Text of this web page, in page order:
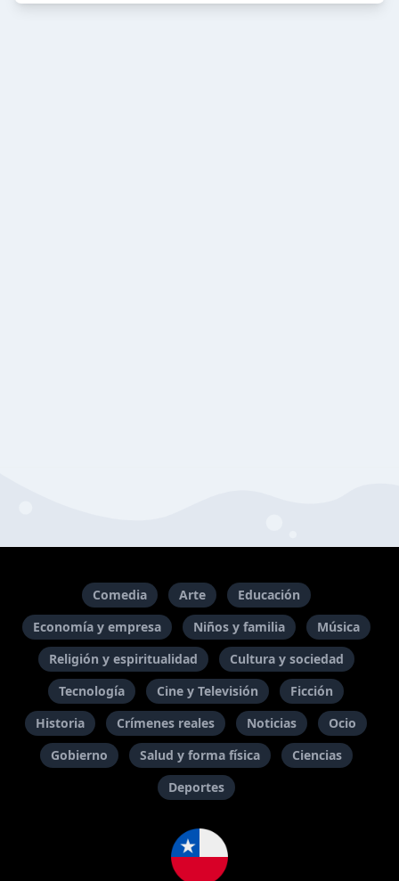
Comedia Arte
Educación
Economía y empresa
Niños y familia
Música
Religión y espiritualidad
Cultura y sociedad
Tecnología
Cine y Televisión
Ficción
Historia
Crímenes reales Noticias
Ocio
Gobierno
Salud y forma física
Ciencias
Deportes